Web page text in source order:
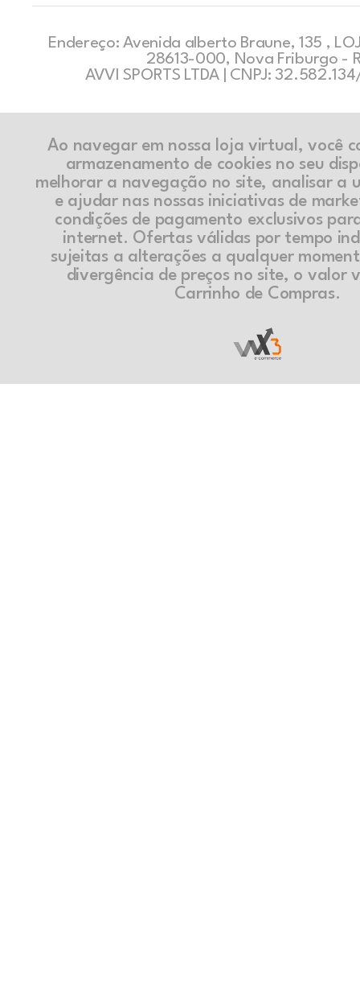
Endereço: Avenida alberto Braune, 135 ,
28613-000, Nova Friburgo -
AVVI SPORTS LTDA | CNPJ:
Ao navegar em nossa loja virtual, você
armazenamento de cookies no seu
melhorar a navegação no site, analisar a
e ajudar nas nossas iniciativas de
condições de pagamento exclusivos
internet. Ofertas válidas por tempo
sujeitas a alterações a qualquer
divergência de preços no site, o valor
Carrinho de Compras.